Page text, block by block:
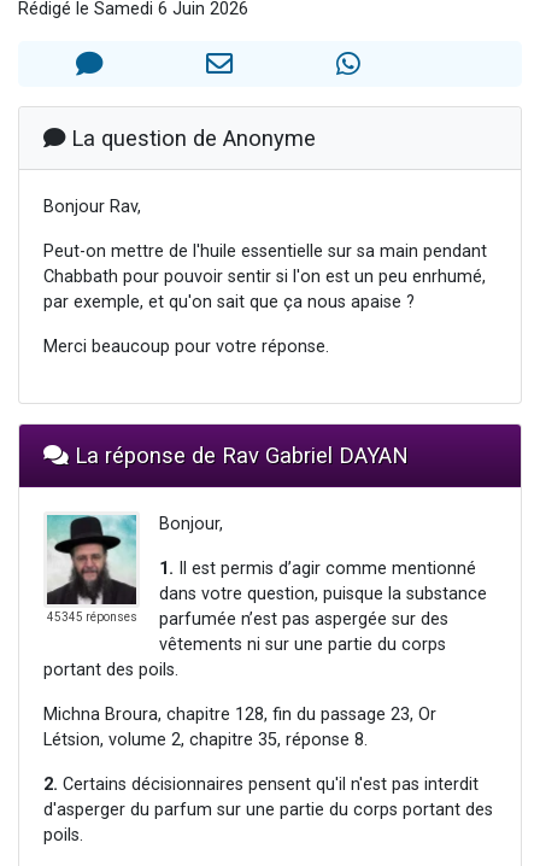
Il reste 49 places pour étudier en groupe sur Zoom
2 nouvelles musiques dans Torah-Box Music
6 personnes viennent de nous rejoindre sur WhatsApp
Rédigé le Samedi 6 Juin 2026
La question de Anonyme
Bonjour Rav,
Peut-on mettre de l'huile essentielle sur sa main pendant
Chabbath pour pouvoir sentir si l'on est un peu enrhumé,
par exemple, et qu'on sait que ça nous apaise ?
Merci beaucoup pour votre réponse.
La réponse de Rav Gabriel DAYAN
45345 réponses
Bonjour,
1. Il est permis d’agir comme mentionné
dans votre question, puisque la substance
parfumée n’est pas aspergée sur des
vêtements ni sur une partie du corps
portant des poils.
Michna Broura, chapitre 128, fin du passage 23, Or
Létsion, volume 2, chapitre 35, réponse 8.
2. Certains décisionnaires pensent qu'il n'est pas interdit
d'asperger du parfum sur une partie du corps portant des
poils.